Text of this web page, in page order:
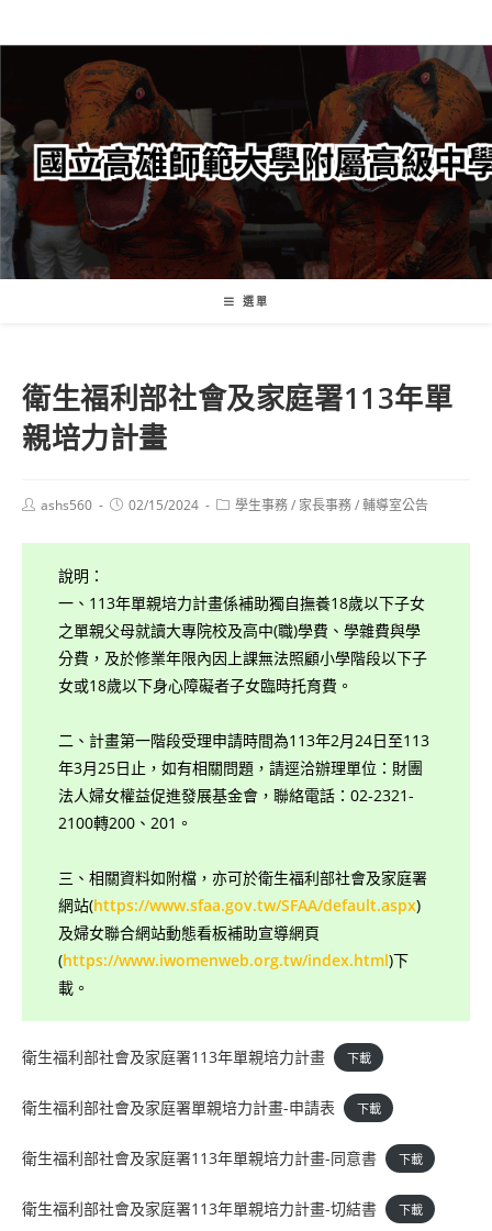
轉
要
內
容
選單
衛生福利部社會及家庭署113年單
親培力計畫
Postashs560
Post02/15/2024
Post學生事務/ 家長事務/輔導室公告
說明：
一、113年單親培力計畫係補助獨自撫養18歲以下子女
之單親父母就讀大專院校及高中(職)學費、學雜費與學
分費，及於修業年限內因上課無法照顧小學階段以下子
女或18歲以下身心障礙者子女臨時托育費。
二、計畫第一階段受理申請時間為113年2月24日至113
年3月25日止，如有相關問題，請逕洽辦理單位：財團
法人婦女權益促進發展基金會，聯絡電話：02-2321-
2100轉200、201。
三、相關資料如附檔，亦可於衛生福利部社會及家庭署
網站(https://www.sfaa.gov.tw/SFAA/default.aspx)
及婦女聯合網站動態看板補助宣導網頁
(https://www.iwomenweb.org.tw/index.html)下
載。
衛生福利部社會及家庭署113年單親培力計畫 下載
衛生福利部社會及家庭署單親培力計畫-申請表 下載
衛生福利部社會及家庭署113年單親培力計畫-同意書 下載
衛生福利部社會及家庭署113年單親培力計畫-切結書 下載